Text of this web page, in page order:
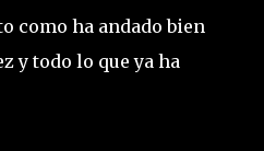
como ha andado bien
y todo lo que ya ha